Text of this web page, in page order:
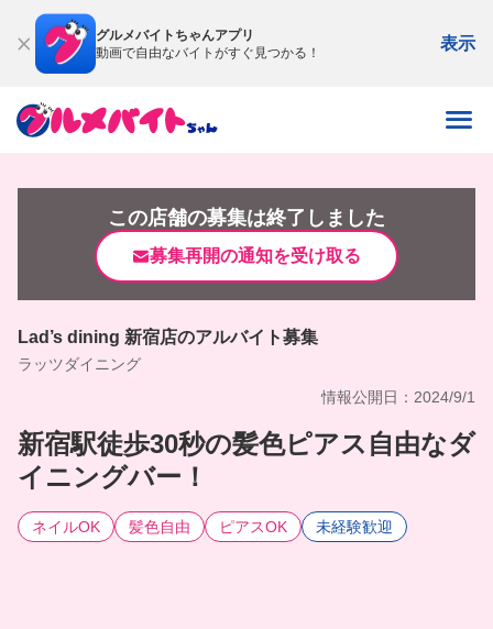
グルメバイトちゃんアプリ
動画で自由なバイトがすぐ見つかる！
表示
この店舗の募集は終了しました
募集再開の通知を受け取る
Lad’s dining 新宿店のアルバイト募集
ラッツダイニング
情報公開日：2024/9/1
新宿駅徒歩30秒の髪色ピアス自由なダ
イニングバー！
ネイルOK 髪色自由 ピアスOK 未経験歓迎